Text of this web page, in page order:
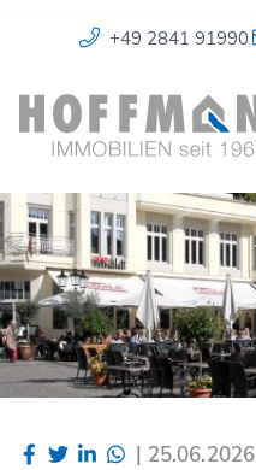
+49 2841 91990
| 25.06.2026